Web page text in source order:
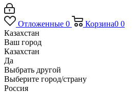
Отложенные 0 Корзина0 0
Казахстан
Ваш город
Казахстан
Да
Выбрать другой
Выберите город/страну
Россия